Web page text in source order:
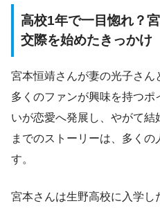
高校1年で一目惚れ？
交際を始めたきっかけ
宮本恒靖さんが妻の光子さん
多くのファンが興味を持つ
いが恋愛へ発展し、やがて
までのストーリーは、多く
す。
宮本さんは生野高校に入学し